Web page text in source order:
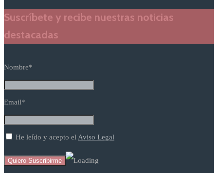
Suscríbete y recibe nuestras noticias
destacadas
Nombre*
Email*
He leído y acepto el Aviso Legal